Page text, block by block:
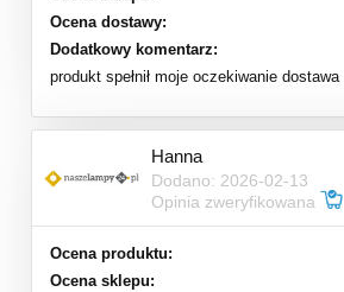
Ocena dostawy:
Dodatkowy komentarz:
produkt spełnił moje oczekiwanie
Hanna
Dodano: 2026-02-13
Opinia zweryfikowana
Ocena produktu:
Ocena sklepu: